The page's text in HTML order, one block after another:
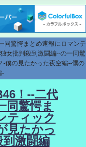
同驚愕まとめ速報にロマンテ
女批判殺到激闘編--の一同驚
-僕の見たかった夜空編--僕の
-
！--二代
同驚愕ま
ティック
見たかっ
到激闘編